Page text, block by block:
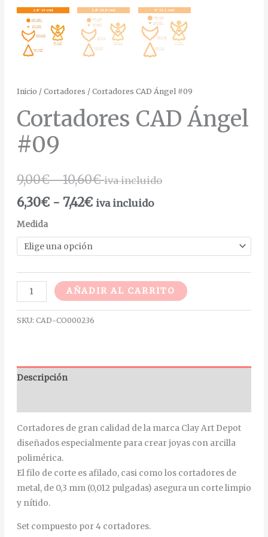
Inicio / Cortadores / Cortadores CAD Ángel #09
Cortadores CAD Ángel
#09
9,00€-10,60€ iva incluido
6,30€ - 7,42€ iva incluido
Medida
AÑADIR AL CARRITO
SKU: CAD-CO000236
Descripción
Cortadores de gran calidad de la marca Clay Art Depot
diseñados especialmente para crear joyas con arcilla
polimérica.
El filo de corte es afilado, casi como los cortadores de
metal, de 0,3 mm (0,012 pulgadas) asegura un corte limpio
y nítido.
Set compuesto por 4 cortadores.